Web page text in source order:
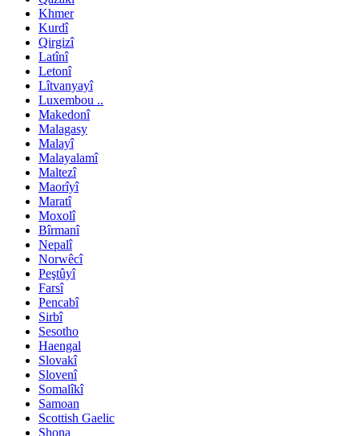
Khmer
Kurdî
Qirgizî
Latînî
Letonî
Lîtvanyayî
Luxembou ..
Makedonî
Malagasy
Malayî
Malayalamî
Maltezî
Maorîyî
Maratî
Moxolî
Bîrmanî
Nepalî
Norwêcî
Peştûyî
Farsî
Pencabî
Sirbî
Sesotho
Haengal
Slovakî
Slovenî
Somalîkî
Samoan
Scottish Gaelic
Shona